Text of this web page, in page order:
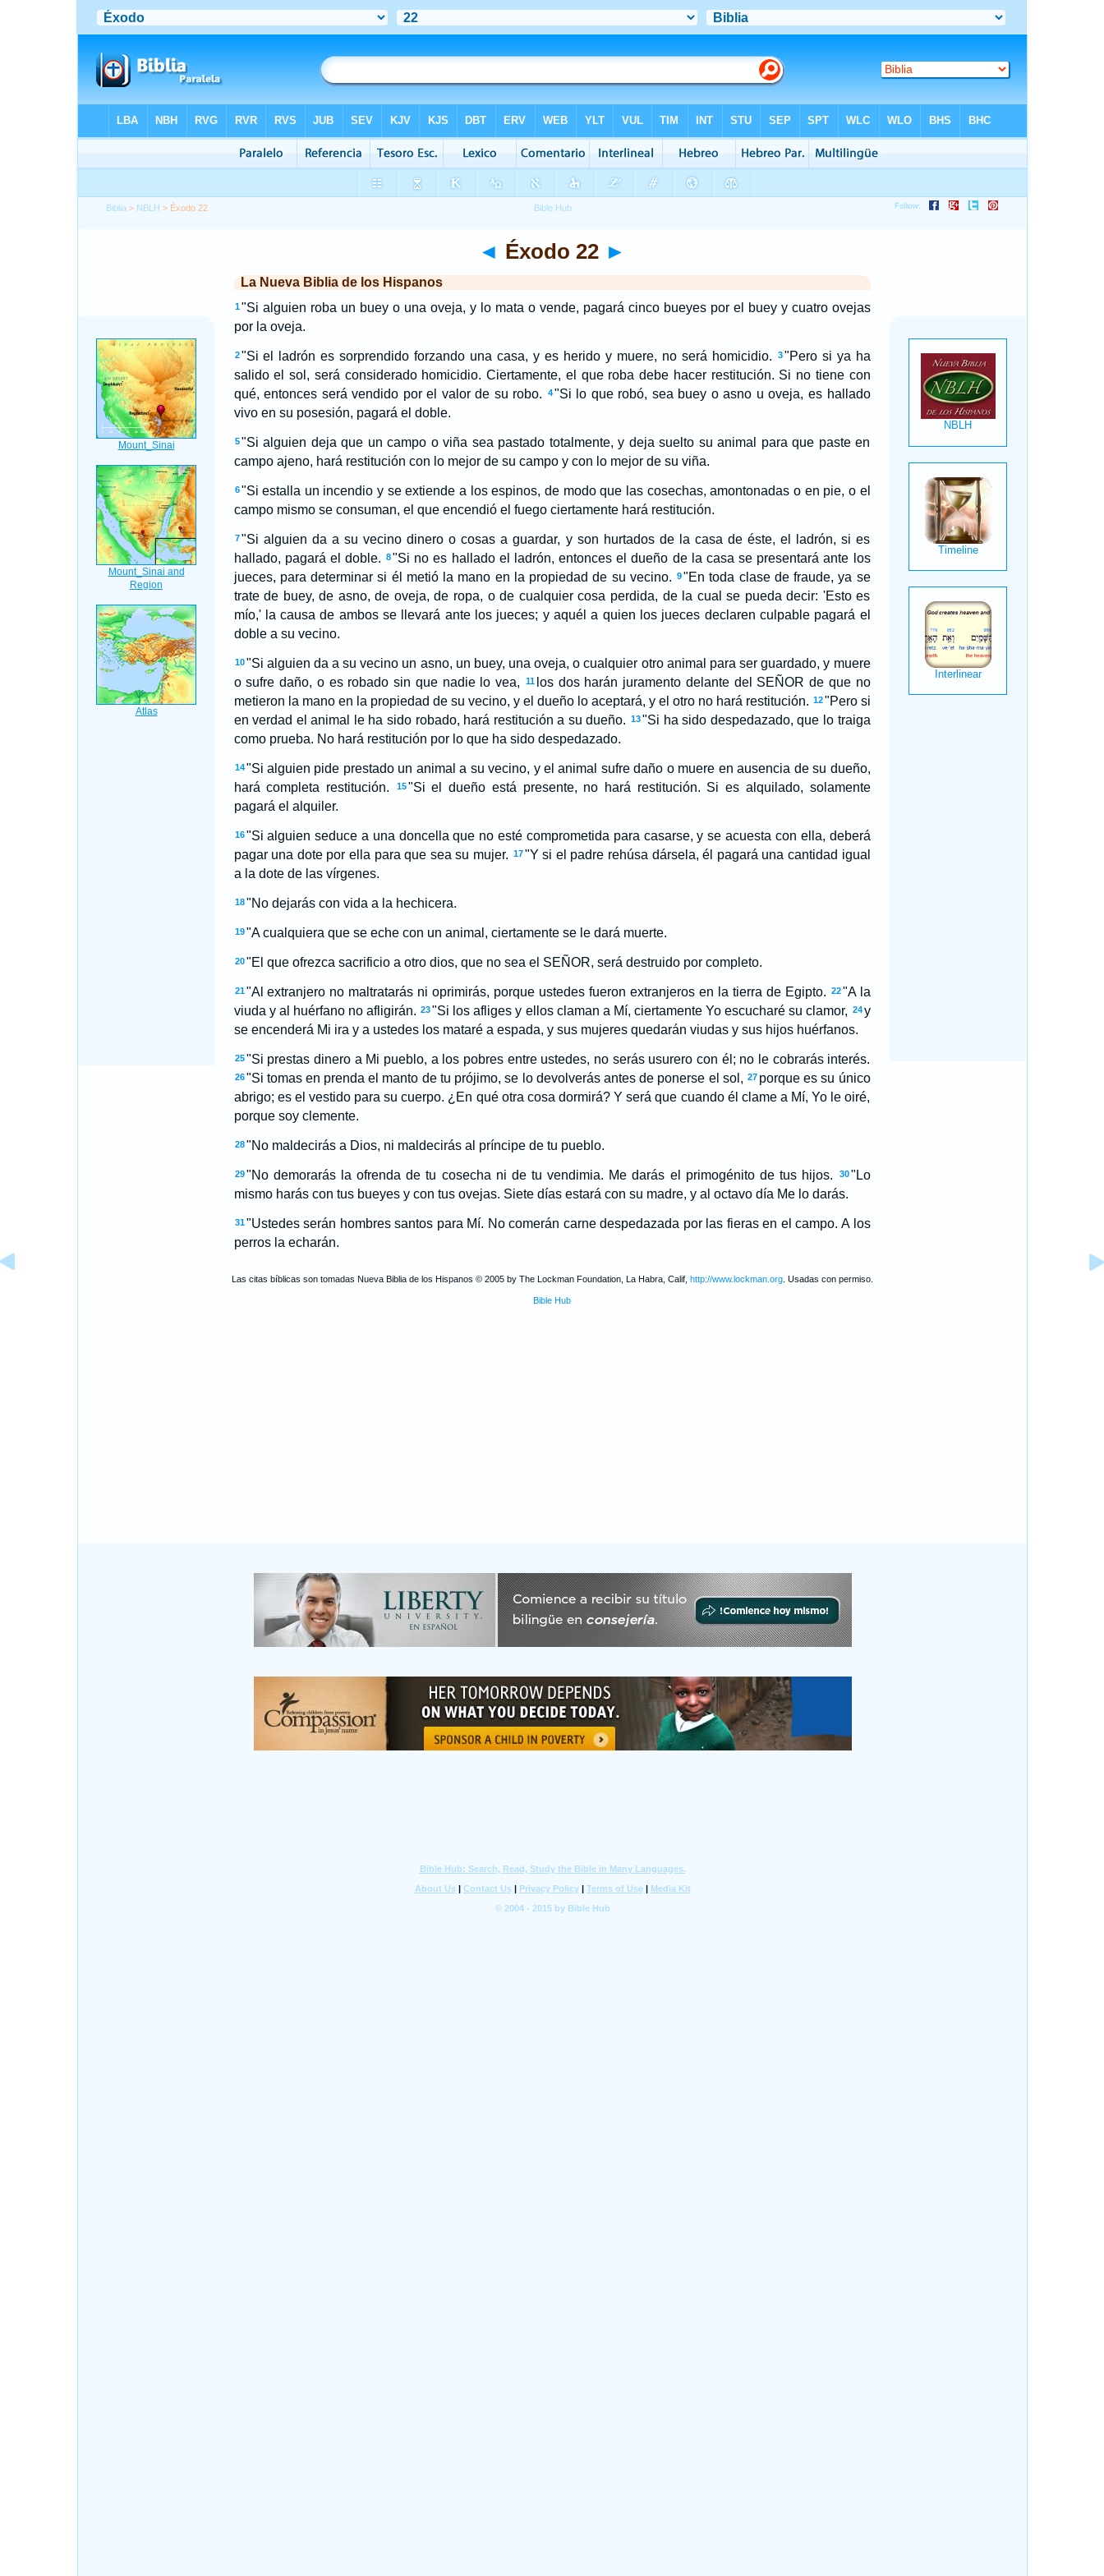
Biblia > NBLH > Éxodo 22
◄ Éxodo 22 ►
La Nueva Biblia de los Hispanos
1 "Si alguien roba un buey o una oveja, y lo mata o vende, pagará cinco bueyes por el buey y cuatro ovejas
por la oveja.
2 "Si el ladrón es sorprendido forzando una casa, y es herido y muere, no será homicidio. 3"Pero si ya ha
salido el sol, será considerado homicidio. Ciertamente, el que roba debe hacer restitución. Si no tiene con
qué, entonces será vendido por el valor de su robo.
4"Si lo que robó, sea buey o asno u oveja, es hallado
vivo en su posesión, pagará el doble.
5 "Si alguien deja que un campo o viña sea pastado totalmente, y deja suelto su animal para que paste en
campo ajeno, hará restitución con lo mejor de su campo y con lo mejor de su viña.
6 "Si estalla un incendio y se extiende a los espinos, de modo que las cosechas, amontonadas o en pie, o el
campo mismo se consuman, el que encendió el fuego ciertamente hará restitución.
7 "Si alguien da a su vecino dinero o cosas a guardar, y son hurtados de la casa de éste, el ladrón, si es
hallado, pagará el doble. 8"Si no es hallado el ladrón, entonces el dueño de la casa se presentará ante los
jueces, para determinar si él metió la mano en la propiedad de su vecino. 9"En toda clase de fraude, ya se
trate de buey, de asno, de oveja, de ropa, o de cualquier cosa perdida, de la cual se pueda decir: 'Esto es
mío,' la causa de ambos se llevará ante los jueces; y aquél a quien los jueces declaren culpable pagará el
doble a su vecino.
10 "Si alguien da a su vecino un asno, un buey, una oveja, o cualquier otro animal para ser guardado, y muere
o sufre daño, o es robado sin que nadie lo vea,
11 los dos harán juramento delante del SEÑOR de que no
metieron la mano en la propiedad de su vecino, y el dueño lo aceptará, y el otro no hará restitución. 12 "Pero si
en verdad el animal le ha sido robado, hará restitución a su dueño. 13"Si ha sido despedazado, que lo traiga
como prueba. No hará restitución por lo que ha sido despedazado.
14 "Si alguien pide prestado un animal a su vecino, y el animal sufre daño o muere en ausencia de su dueño,
hará completa restitución.
15"Si el dueño está presente, no hará restitución. Si es alquilado, solamente
pagará el alquiler.
16 "Si alguien seduce a una doncella que no esté comprometida para casarse, y se acuesta con ella, deberá
pagar una dote por ella para que sea su mujer. 17 "Y si el padre rehúsa dársela, él pagará una cantidad igual
a la dote de las vírgenes.
18 "No dejarás con vida a la hechicera.
19 "A cualquiera que se eche con un animal, ciertamente se le dará muerte.
20 "El que ofrezca sacrificio a otro dios, que no sea el SEÑOR, será destruido por completo.
21 "Al extranjero no maltratarás ni oprimirás, porque ustedes fueron extranjeros en la tierra de Egipto. 22 "A la
viuda y al huérfano no afligirán. 23"Si los afliges y ellos claman a Mí, ciertamente Yo escucharé su clamor, 24 y
se encenderá Mi ira y a ustedes los mataré a espada, y sus mujeres quedarán viudas y sus hijos huérfanos.
25 "Si prestas dinero a Mi pueblo, a los pobres entre ustedes, no serás usurero con él; no le cobrarás interés.
26 "Si tomas en prenda el manto de tu prójimo, se lo devolverás antes de ponerse el sol, 27 porque es su único
abrigo; es el vestido para su cuerpo. ¿En qué otra cosa dormirá? Y será que cuando él clame a Mí, Yo le oiré,
porque soy clemente.
28 "No maldecirás a Dios, ni maldecirás al príncipe de tu pueblo.
29 "No demorarás la ofrenda de tu cosecha ni de tu vendimia. Me darás el primogénito de tus hijos. 30 "Lo
mismo harás con tus bueyes y con tus ovejas. Siete días estará con su madre, y al octavo día Me lo darás.
31 "Ustedes serán hombres santos para Mí. No comerán carne despedazada por las fieras en el campo. A los
perros la echarán.
Las citas bíblicas son tomadas Nueva Biblia de los Hispanos © 2005 by The Lockman Foundation, La Habra, Calif, http://www.lockman.org. Usadas con permiso.
Bible Hub